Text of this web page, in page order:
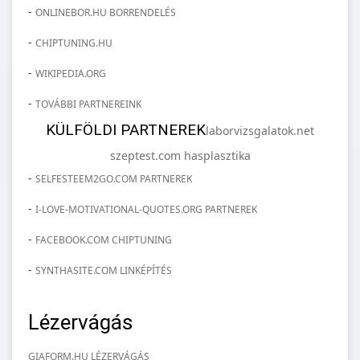
- ONLINEBOR.HU BORRENDELÉS
- CHIPTUNING.HU
- WIKIPEDIA.ORG
- TOVÁBBI PARTNEREINK
KÜLFÖLDI PARTNEREKlaborvizsgalatok.net
szeptest.com hasplasztika
- SELFESTEEM2GO.COM PARTNEREK
- I-LOVE-MOTIVATIONAL-QUOTES.ORG PARTNEREK
- FACEBOOK.COM CHIPTUNING
- SYNTHASITE.COM LINKÉPÍTÉS
Lézervágás
GIAFORM.HU LÉZERVÁGÁS